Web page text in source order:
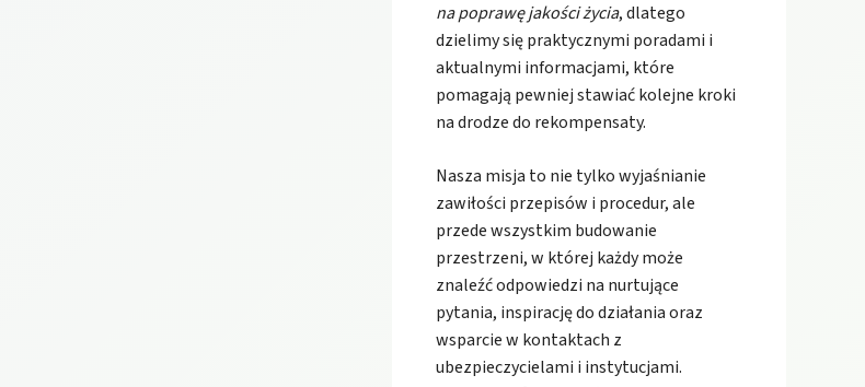
na poprawę jakości życia, dlatego
dzielimy się praktycznymi poradami i
aktualnymi informacjami, które
pomagają pewniej stawiać kolejne kroki
na drodze do rekompensaty.
Nasza misja to nie tylko wyjaśnianie
zawiłości przepisów i procedur, ale
przede wszystkim budowanie
przestrzeni, w której każdy może
znaleźć odpowiedzi na nurtujące
pytania, inspirację do działania oraz
wsparcie w kontaktach z
ubezpieczycielami i instytucjami.